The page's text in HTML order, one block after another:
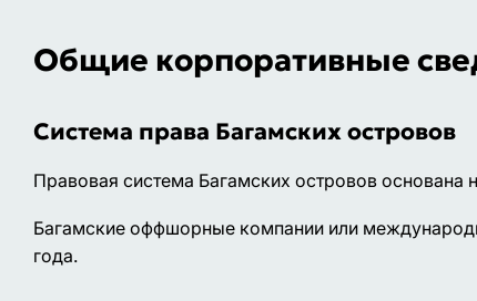
Общие корпоративные
Система права Багамских островов
Правовая система Багамских островов основана
Багамские оффшорные компании или
года.